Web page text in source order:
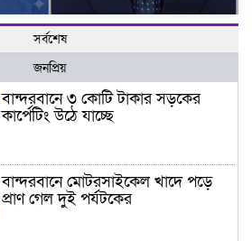
সর্বশেষ
জনপ্রিয়
বান্দরবানে ৩ কোটি টাকার সড়কের
কার্পেটিং উঠে যাচ্ছে
বান্দরবানে মোটরসাইকেল খাদে পড়ে
প্রাণ গেল দুই পর্যটকের